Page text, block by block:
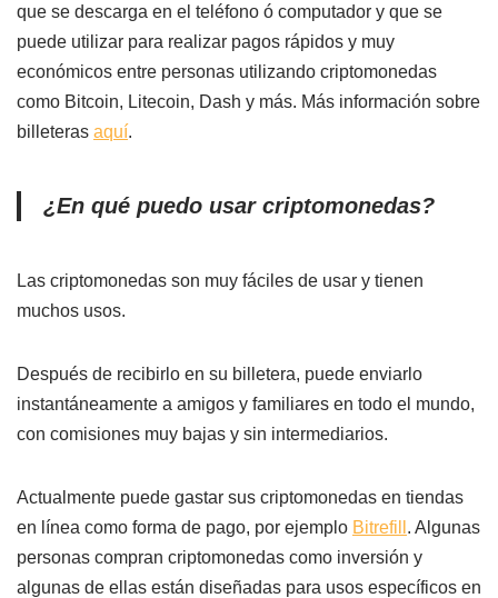
que se descarga en el teléfono ó computador y que se
puede utilizar para realizar pagos rápidos y muy
económicos entre personas utilizando criptomonedas
como Bitcoin, Litecoin, Dash y más. Más información sobre
billeteras aquí.
¿En qué puedo usar criptomonedas?
Las criptomonedas son muy fáciles de usar y tienen
muchos usos.
Después de recibirlo en su billetera, puede enviarlo
instantáneamente a amigos y familiares en todo el mundo,
con comisiones muy bajas y sin intermediarios.
Actualmente puede gastar sus criptomonedas en tiendas
en línea como forma de pago, por ejemplo Bitrefill . Algunas
personas compran criptomonedas como inversión y
algunas de ellas están diseñadas para usos específicos en